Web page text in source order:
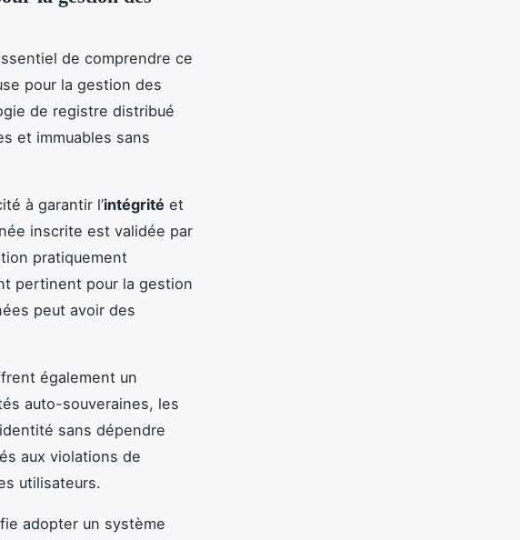
de comprendre ce
pour la gestion des
de registre distribué
et immuables sans
à garantir l’intégrité et
inscrite est validée par
pratiquement
pertinent pour la gestion
peut avoir des
également un
auto-souveraines, les
sans dépendre
aux violations de
utilisateurs.
adopter un système